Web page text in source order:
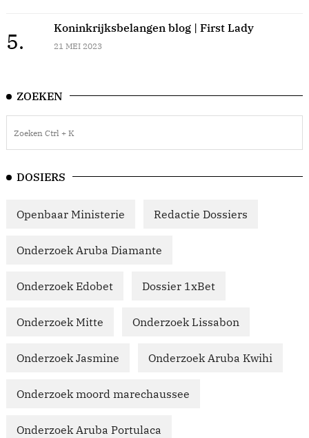
5.
Koninkrijksbelangen blog | First Lady
21 MEI 2023
ZOEKEN
DOSIERS
Openbaar Ministerie Redactie Dossiers
Onderzoek Aruba Diamante
Onderzoek Edobet Dossier 1xBet
Onderzoek Mitte Onderzoek Lissabon
Onderzoek Jasmine Onderzoek Aruba Kwihi
Onderzoek moord marechaussee
Onderzoek Aruba Portulaca